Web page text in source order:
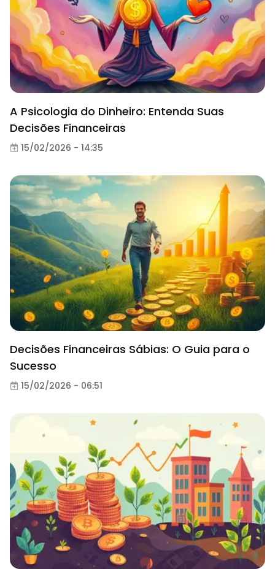
A Psicologia do Dinheiro: Entenda Suas
Decisões Financeiras
15/02/2026 - 14:35
Decisões Financeiras Sábias: O Guia para o
Sucesso
15/02/2026 - 06:51